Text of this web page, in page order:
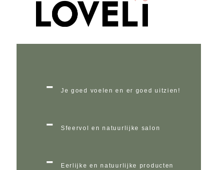
Je goed voelen en er goed uitzien!
Sfeervol en natuurlijke salon
Eerlijke en natuurlijke producten